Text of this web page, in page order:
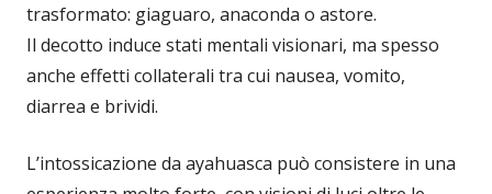
trasformato: giaguaro, anaconda o astore.
Il decotto induce stati mentali visionari, ma spesso
anche effetti collaterali tra cui nausea, vomito,
diarrea e brividi.
L’intossicazione da ayahuasca può consistere in una